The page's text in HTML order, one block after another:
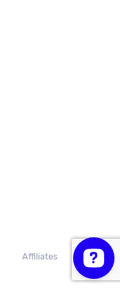
Affiliates